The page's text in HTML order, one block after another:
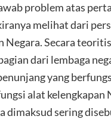
problem atas
melihat dari
Negara. Secara
dari lembaga
yang
alat kelengkapan
dimaksud sering